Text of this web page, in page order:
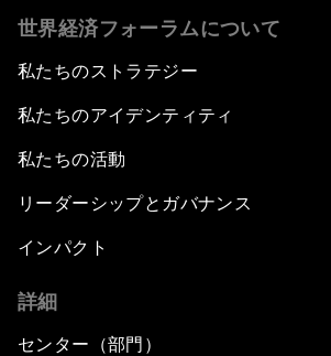
世界経済フォーラムについて
私たちのストラテジー
私たちのアイデンティティ
私たちの活動
リーダーシップとガバナンス
インパクト
詳細
センター（部門）